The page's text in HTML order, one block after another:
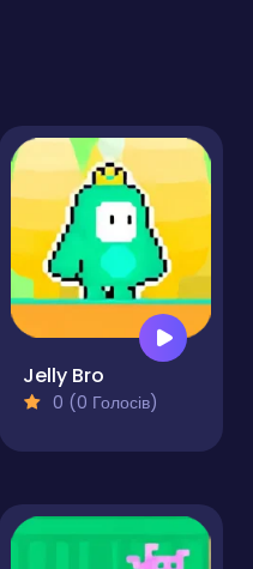
Jelly Bro
0 (0 Голосів)